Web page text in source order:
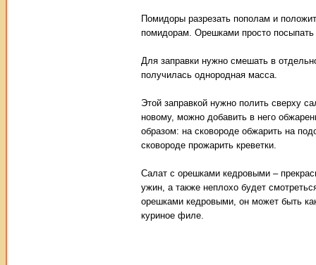
Помидоры разрезать пополам и
помидорам. Орешками просто посыпать
Для заправки нужно смешать в
получилась однородная масса.
Этой заправкой нужно полить сверху
новому, можно добавить в него
образом: на сковороде обжарить на
сковороде прожарить креветки.
Салат с орешками кедровыми –
ужин, а также неплохо будет
орешками кедровыми, он может быть
куриное филе.